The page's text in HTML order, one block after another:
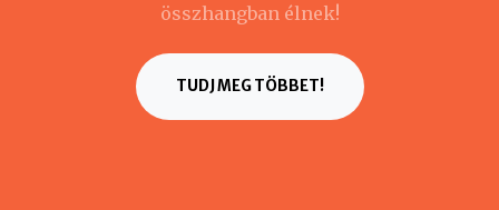
összhangban élnek!
TUDJ MEG TÖBBET!